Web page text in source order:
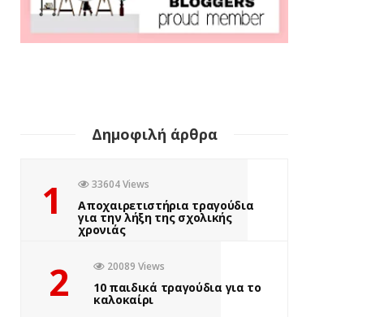
Δημοφιλή άρθρα
1 33604 Views
Αποχαιρετιστήρια τραγούδια
για την λήξη της σχολικής
χρονιάς
2 20089 Views
10 παιδικά τραγούδια για το
καλοκαίρι